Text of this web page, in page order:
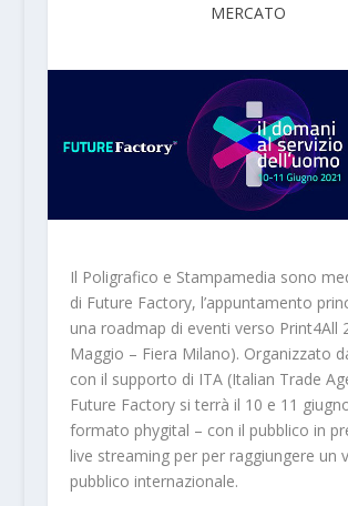
MERCATO
Il Poligrafico e Stampamedia sono
di Future Factory, l’appuntamento
una roadmap di eventi verso Print4All
Maggio – Fiera Milano). Organizzato
con il supporto di ITA (Italian Trade
Future Factory si terrà il 10 e 11
formato phygital – con il pubblico in
live streaming per per raggiungere un
pubblico internazionale.